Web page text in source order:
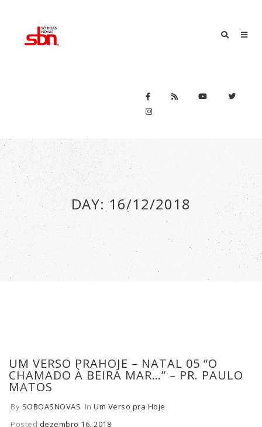
DAY:16/12/2018
UM VERSO PRAHOJE – NATAL 05 “O
CHAMADO À BEIRA MAR…” – PR. PAULO
MATOS
By SOBOASNOVAS In Um Verso pra Hoje
Posted dezembro 16, 2018